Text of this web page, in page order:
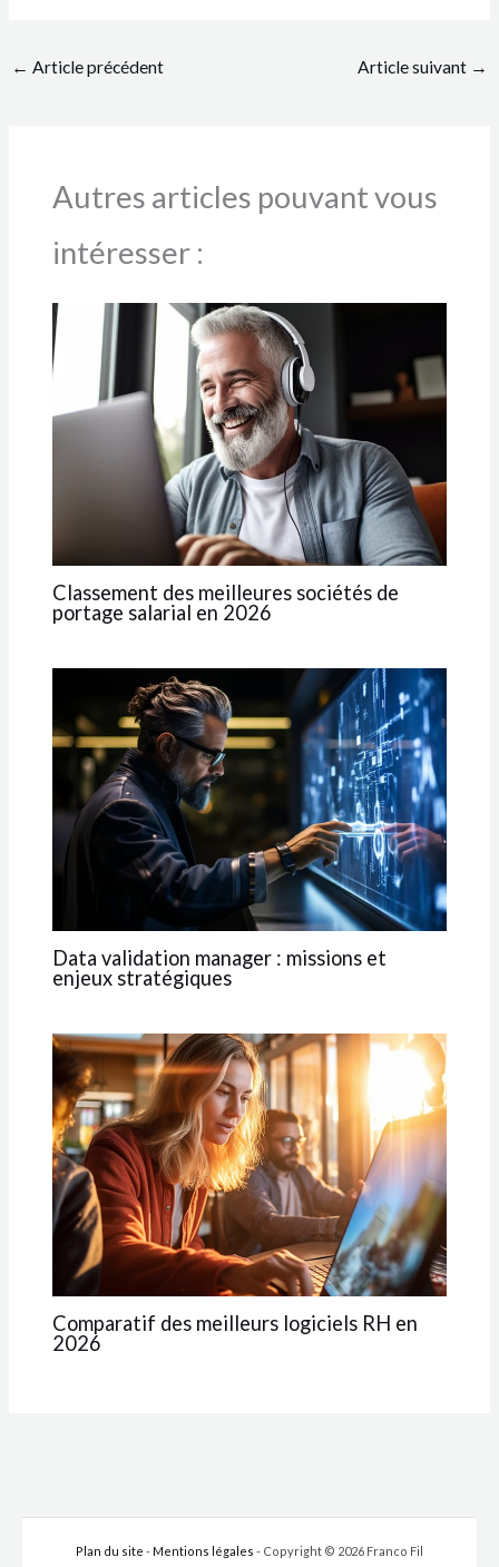
← Article précédent Article suivant →
Autres articles pouvant vous
intéresser :
Classement des meilleures sociétés de
portage salarial en 2026
Data validation manager : missions et
enjeux stratégiques
Comparatif des meilleurs logiciels RH en
2026
Plan du site - Mentions légales - Copyright © 2026 Franco Fil